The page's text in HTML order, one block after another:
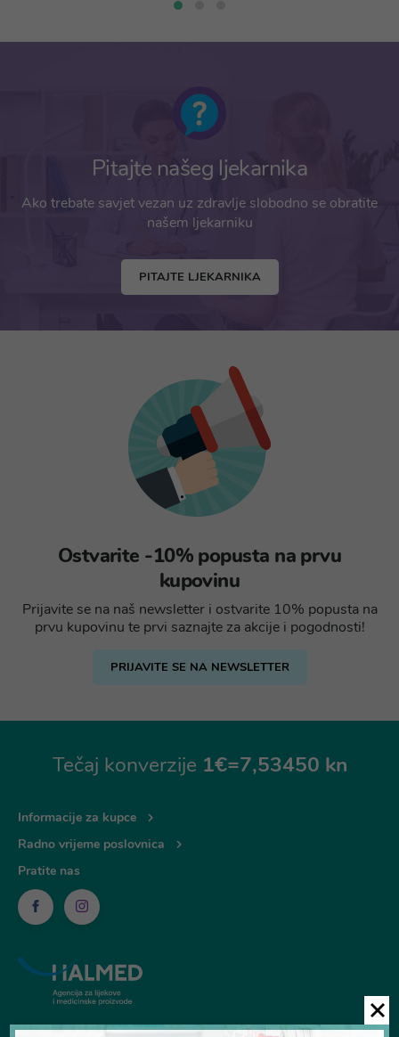
Pitajte našeg ljekarnika
Ako trebate savjet vezan uz zdravlje slobodno se obratite
našem ljekarniku
PITAJTE LJEKARNIKA
Ostvarite -10% popusta na prvu
kupovinu
Prijavite se na naš newsletter i ostvarite 10% popusta na
prvu kupovinu te prvi saznajte za akcije i pogodnosti!
PRIJAVITE SE NA NEWSLETTER
Tečaj konverzije 1€=7,53450 kn
Informacije za kupce
Radno vrijeme poslovnica
Pratite nas